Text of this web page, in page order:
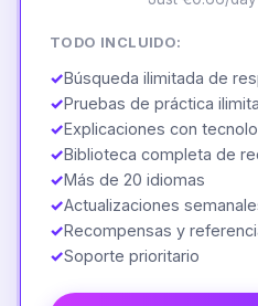
TODO INCLUIDO:
✓Búsqueda ilimitada de
✓Pruebas de práctica
✓Explicaciones con
✓Biblioteca completa de
✓Más de 20 idiomas
✓Actualizaciones
✓Recompensas y
✓Soporte prioritario